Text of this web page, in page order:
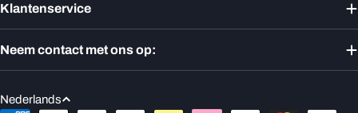
Klantenservice
Neem contact met ons op:
T
Nederlands